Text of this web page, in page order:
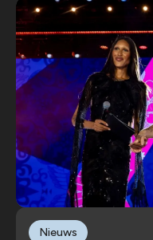
Nieuws